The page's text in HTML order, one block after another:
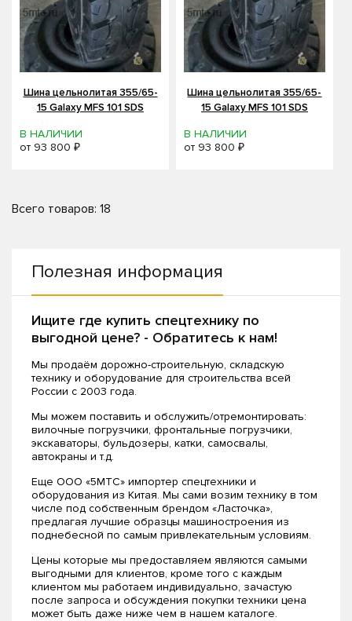
Шина цельнолитая 355/65-
15 Galaxy MFS 101 SDS
В НАЛИЧИИ
от 93 800 ₽
Шина цельнолитая 355/65-
15 Galaxy MFS 101 SDS
В НАЛИЧИИ
от93 800 ₽
Всего товаров: 18
Полезная информация
Ищите где купить спецтехнику по
выгодной цене? - Обратитесь к нам!
Мы продаём дорожно-строительную, складскую
технику и оборудование для строительства всей
России с 2003 года.
Мы можем поставить и обслужить/отремонтировать:
вилочные погрузчики, фронтальные погрузчики,
экскаваторы, бульдозеры, катки, самосвалы,
автокраны и т.д.
Еще ООО «5МТС» импортер спецтехники и
оборудования из Китая. Мы сами возим технику в том
числе под собственным брендом «Ласточка»,
предлагая лучшие образцы машиностроения из
поднебесной по самым привлекательным условиям.
Цены которые мы предоставляем являются самыми
выгодными для клиентов, кроме того с каждым
клиентом мы работаем индивидуально, зачастую
после запроса и обсуждения покупки техники цена
может быть даже ниже чем в нашем каталоге.